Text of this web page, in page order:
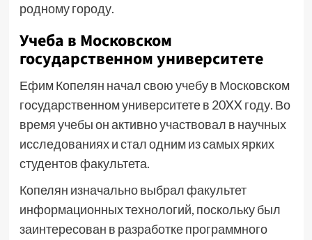
родному городу.
Учеба в Московском
государственном университете
Ефим Копелян начал свою учебу в Московском
государственном университете в 20XX году. Во
время учебы он активно участвовал в научных
исследованиях и стал одним из самых ярких
студентов факультета.
Копелян изначально выбрал факультет
информационных технологий, поскольку был
заинтересован в разработке программного